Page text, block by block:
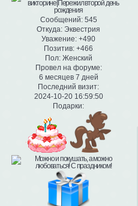
Сообщений:545
Откуда: Эквестрия
Уважение: +490
Позитив: +466
Пол:Женский
Провел на форуме:
6 месяцев 7 дней
Последний визит:
2024-10-20 16:59:50
Подарки: